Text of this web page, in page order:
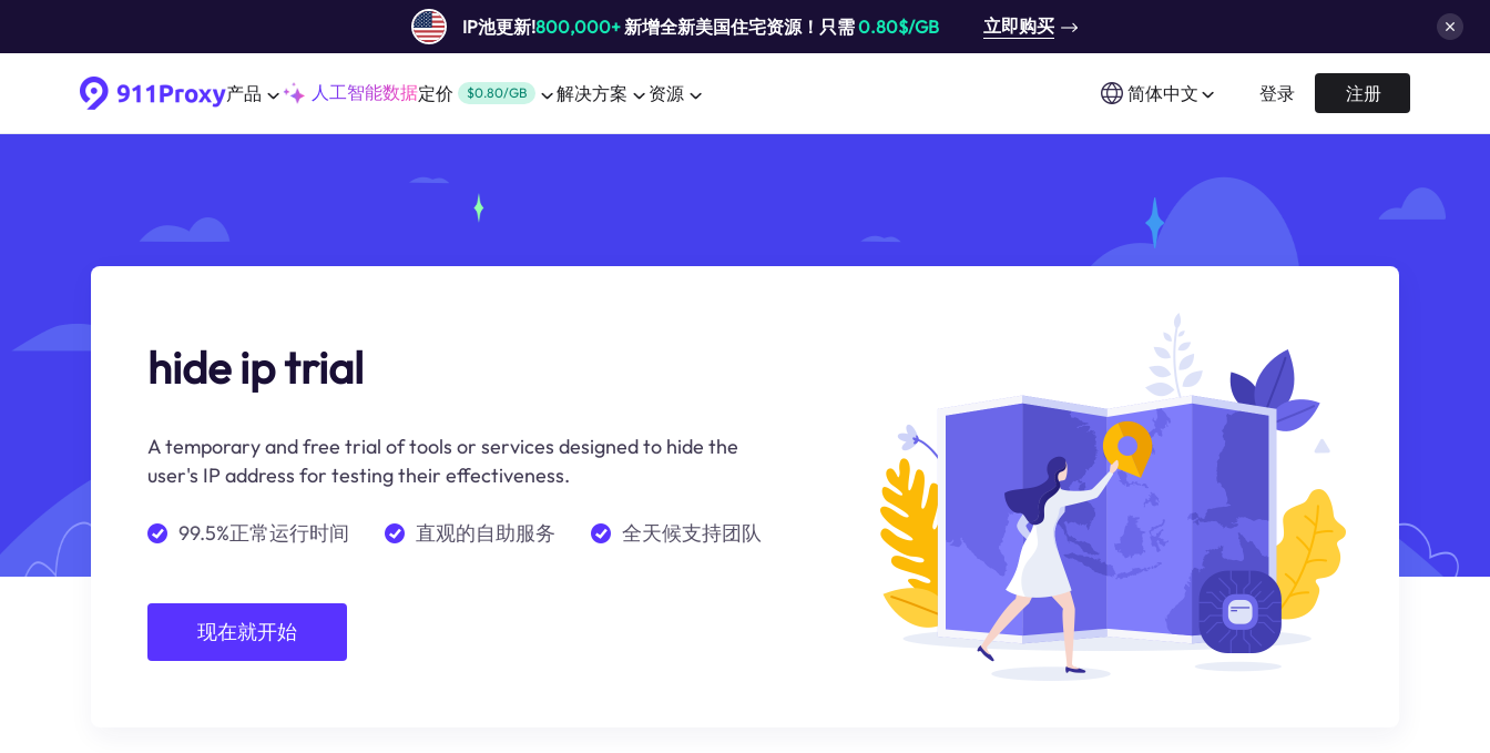
IP池更新!800,000+新增全新美国住宅资源！只需0.80$/GB 立即购买
产品 人工智能数据定价 $0.80/GB 解决方案 资源 简体中文 登录 注册
hide ip trial
A temporary and free trial of tools or services designed to hide the
user's IP address for testing their effectiveness.
99.5%正常运行时间 直观的自助服务 全天候支持团队
现在就开始